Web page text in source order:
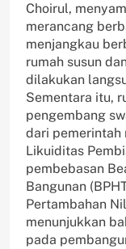
Choirul,
merancang
menjangkau
rumah susun
dilakukan
Sementara itu,
pengembang
dari
Likuiditas
pembebasan
Bangunan
Pertambahan
menunjukkan
pada